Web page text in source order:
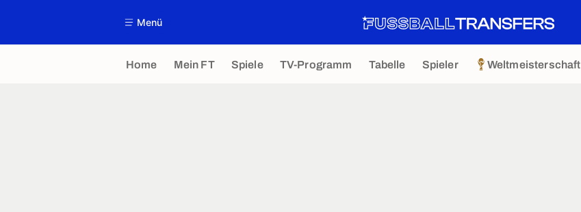
Menü
Home Mein FT Spiele TV-Programm Tabelle Spieler Weltmeisterschaft